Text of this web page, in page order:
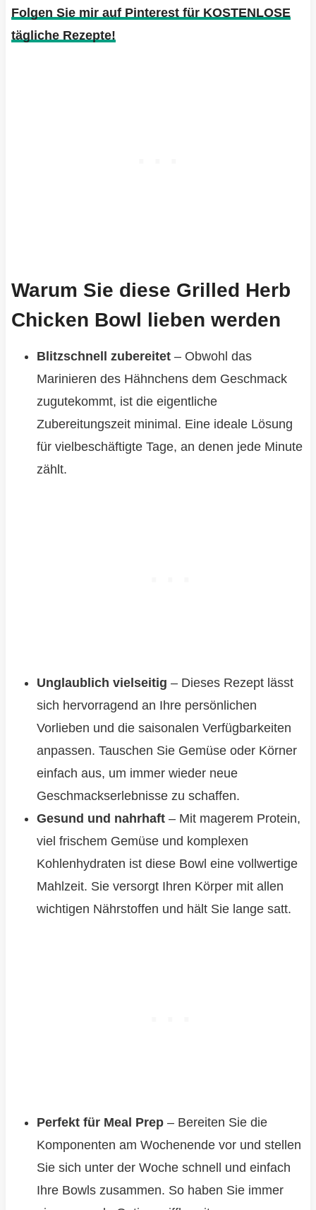
Folgen Sie mir auf Pinterest für KOSTENLOSE
tägliche Rezepte!
Warum Sie diese Grilled Herb
Chicken Bowl lieben werden
Blitzschnell zubereitet– Obwohl das
Marinieren des Hähnchens dem Geschmack
zugutekommt, ist die eigentliche
Zubereitungszeit minimal. Eine ideale Lösung
für vielbeschäftigte Tage, an denen jede Minute
zählt.
Unglaublich vielseitig – Dieses Rezept lässt
sich hervorragend an Ihre persönlichen
Vorlieben und die saisonalen Verfügbarkeiten
anpassen. Tauschen Sie Gemüse oder Körner
einfach aus, um immer wieder neue
Geschmackserlebnisse zu schaffen.
Gesund und nahrhaft– Mit magerem Protein,
viel frischem Gemüse und komplexen
Kohlenhydraten ist diese Bowl eine vollwertige
Mahlzeit. Sie versorgt Ihren Körper mit allen
wichtigen Nährstoffen und hält Sie lange satt.
Perfekt für Meal Prep– Bereiten Sie die
Komponenten am Wochenende vor und stellen
Sie sich unter der Woche schnell und einfach
Ihre Bowls zusammen. So haben Sie immer